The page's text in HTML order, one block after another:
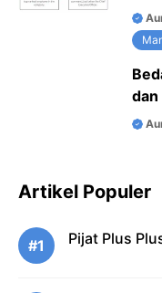
dan
Artikel Populer
#1 Pijat Plus